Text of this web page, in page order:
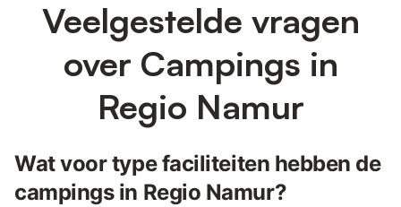
Veelgestelde vragen
over Campings in
Regio Namur
Wat voor type faciliteiten hebben de
campings in Regio Namur?